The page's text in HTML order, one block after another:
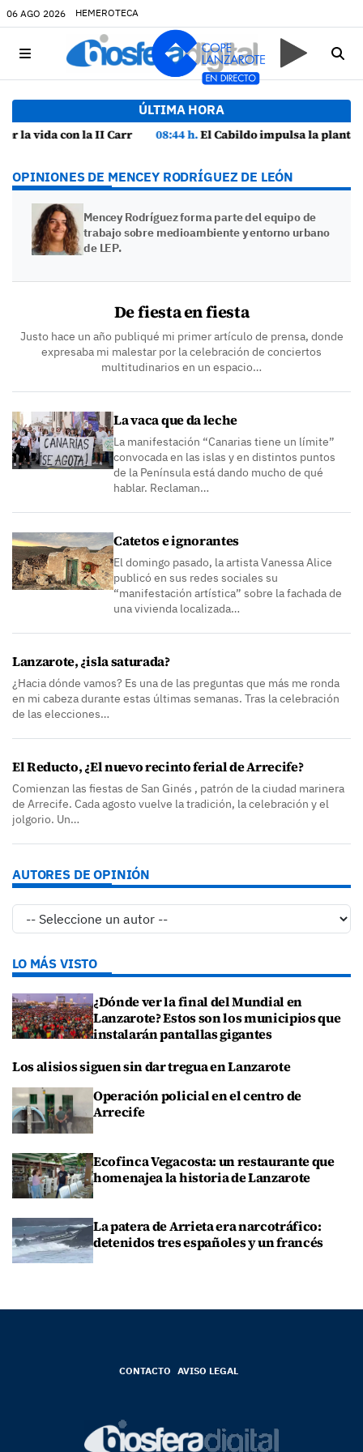
06 AGO 2026 HEMEROTECA
ÚLTIMA HORA
08:44 h.El Cabildo impulsa la planta de compostaje de Zonzamas para tratar 4.375 toneladas de biorresiduos
OPINIONES DE MENCEY RODRÍGUEZ DE LEÓN
Mencey Rodríguez forma parte del equipo de
trabajo sobre medioambiente y entorno urbano
de LEP.
De fiesta en fiesta
Justo hace un año publiqué mi primer artículo de prensa, donde
expresaba mi malestar por la celebración de conciertos
multitudinarios en un espacio…
La vaca que da leche
La manifestación “Canarias tiene un límite”
convocada en las islas y en distintos puntos
de la Península está dando mucho de qué
hablar. Reclaman…
Catetos e ignorantes
El domingo pasado, la artista Vanessa Alice
publicó en sus redes sociales su
“manifestación artística” sobre la fachada de
una vivienda localizada…
Lanzarote, ¿isla saturada?
¿Hacia dónde vamos? Es una de las preguntas que más me ronda
en mi cabeza durante estas últimas semanas. Tras la celebración
de las elecciones…
El Reducto, ¿El nuevo recinto ferial de Arrecife?
Comienzan las fiestas de San Ginés , patrón de la ciudad marinera
de Arrecife. Cada agosto vuelve la tradición, la celebración y el
jolgorio. Un…
AUTORES DE OPINIÓN
LO MÁS VISTO
¿Dónde ver la final del Mundial en
Lanzarote? Estos son los municipios que
instalarán pantallas gigantes
Los alisios siguen sin dar tregua en Lanzarote
Operación policial en el centro de
Arrecife
Ecofinca Vegacosta: un restaurante que
homenajea la historia de Lanzarote
La patera de Arrieta era narcotráfico:
detenidos tres españoles y un francés
CONTACTO AVISO LEGAL